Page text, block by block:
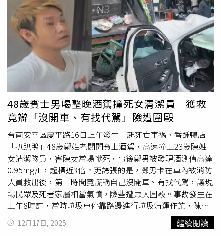
「酒駕的刑責已經很輕了，至少讓家屬拿到合理的賠償
金」。貼文曝光後，不少鄉民紛紛在底下留言，「推推推！
開始要脫產了，要哭窮說沒錢賠了」、「賣房不用本人，有
委託書就可以」、「今天你直接把兩個家庭都摧毀，無論如
何都挽回不了」、「最好是把錢都拿出來賠償被害者家
屬」、「可以請家屬請台南的『犯罪被害人保護協會』出具
文件，可以直接查封加害人的名下財產，不用付擔保金」、
「呼籲檢方趕緊假扣押！這咖小看起來是要準備脫產了」、
「希望能有法律界人士先幫助，不要讓肇事者脫產，看太多
這樣的案例了」。回顧此案，鄭男在案發前一晚與朋友聚
餐，凌晨前往酒吧續攤，清晨4時許又到另一家酒吧繼續
喝，全程都開著賓士車移動，並於回家途中行經安平區慶平
路時，高速撞上垃圾車，導致陳姓女清潔員被夾在兩車中
間，當場傷重不治，鄭男則因腳骨折被卡在車內。警消人員
到場將鄭男救出，酒測值0.95mg/L，超標近3倍，而鄭男第
一時間還聲稱自己沒有開車、有找代駕。因鄭男在警詢時曾
否認肇事，又承認經濟狀況欠佳，台南地院法官在16日晚間
裁定羈押。《CTWANT》提醒您：喝酒勿開車！飲酒過量，
有害健康，未滿18歲請勿飲酒。
48歲賓士男喝整晚酒駕撞死女清潔員 獲救
竟辯「沒開車、有找代駕」險遭圍毆
台南安平區慶平路16日上午發生一起死亡車禍，香酥鴨店
「扒趴鴨」48歲鄭姓老闆開賓士酒駕，高速撞上23歲陳姓
女清潔隊員，害陳女當場慘死，事後鄭男被發現酒測值高達
0.95mg/L，超標近3倍。更誇張的是，鄭男卡在車內被消防
人員救出後，第一時間竟謊稱自己沒開車、有找代駕，讓現
場民眾及死者家屬相當氣憤，險些遭眾人圍毆。事故發生在
上午8時許，當時垃圾車停靠路邊進行垃圾清運作業，陳女
剛收取垃圾，走到車輛後斗準備繼續作業，不料突遭一輛白
色賓士轎車自後方高速追撞，讓陳女瞬間被夾在兩車中間，
12月17日, 2025 繼續閱讀